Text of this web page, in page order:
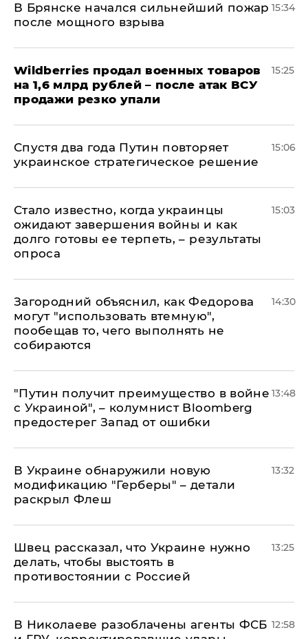
В Брянске начался сильнейший пожар
после мощного взрыва
15:34
​Wildberries продал военных товаров
на 1,6 млрд рублей – после атак ВСУ
продажи резко упали
15:25
Спустя два года Путин повторяет
украинское стратегическое решение
15:06
Стало известно, когда украинцы
ожидают завершения войны и как
долго готовы ее терпеть, – результаты
опроса
15:03
Загородний объяснил, как Федорова
могут "использовать втемную",
пообещав то, чего выполнять не
собираются
14:30
"Путин получит преимущество в войне
с Украиной", – колумнист Bloomberg
предостерег Запад от ошибки
13:48
В Украине обнаружили новую
модификацию "Герберы" – детали
раскрыл Флеш
13:32
Швец рассказал, что Украине нужно
делать, чтобы выстоять в
противостоянии с Россией
13:25
В Николаеве разоблачены агенты ФСБ 12:58